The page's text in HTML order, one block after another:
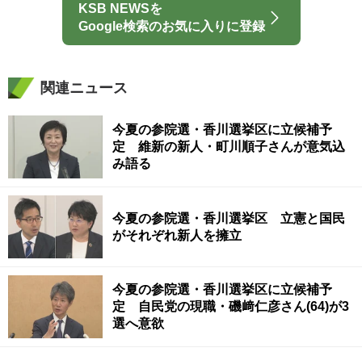
KSB NEWSを
Google検索のお気に入りに登録
関連ニュース
今夏の参院選・香川選挙区に立候補予
定 維新の新人・町川順子さんが意気込
み語る
今夏の参院選・香川選挙区 立憲と国民
がそれぞれ新人を擁立
今夏の参院選・香川選挙区に立候補予
定 自民党の現職・磯﨑仁彦さん(64)が3
選へ意欲